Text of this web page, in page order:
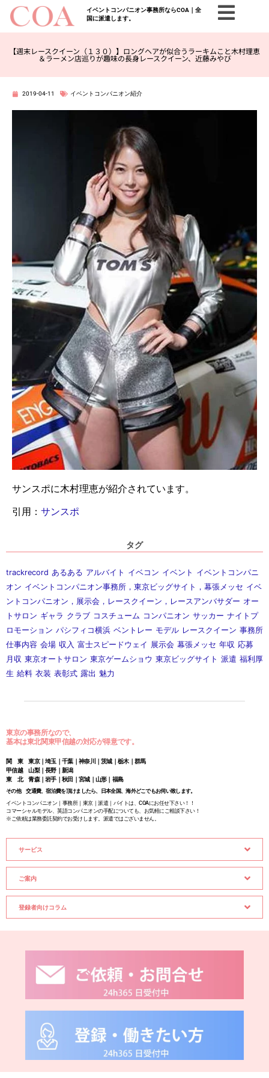
イベントコンパニオン事務所ならCOA｜全
国に派遣します。
【週末レースクイーン（１３０）】ロングヘアが似合うラーキムこと木村理恵
＆ラーメン店巡りが趣味の長身レースクイーン、近藤みやび
2019-04-11 イベントコンパニオン紹介
サンスポに木村理恵が紹介されています。
引用： サンスポ
タグ
trackrecord あるある アルバイト イベコン イベント イベントコンパニ
オン イベントコンパニオン事務所，東京ビッグサイト，幕張メッセ イベ
ントコンパニオン，展示会，レースクイーン，レースアンバサダー オー
トサロン ギャラ クラブ コスチューム コンパニオン サッカー ナイトプ
ロモーション パシフィコ横浜 ベントレー モデル レースクイーン 事務所
仕事内容 会場 収入 富士スピードウェイ 展示会 幕張メッセ 年収 応募
月収 東京オートサロン 東京ゲームショウ 東京ビッグサイト 派遣 福利厚
生 給料 衣装 表彰式 露出 魅力
東京の事務所なので、
基本は東北関東甲信越の対応が得意です。
関 東 東京｜埼玉｜千葉｜神奈川｜茨城｜栃木｜群馬
甲信越 山梨｜長野｜新潟
東 北 青森｜岩手｜秋田｜宮城｜山形｜福島
その他 交通費、宿泊費を頂けましたら、日本全国、海外どこでもお伺い致します。
イベントコンパニオン｜事務所｜東京｜派遣｜バイトは、COAにお任せ下さい！！
コマーシャルモデル、英語コンパニオンの手配についても、お気軽にご相談下さい！
※ご依頼は業務委託契約でお受けします。派遣ではございません。
サービス
ご案内
登録者向けコラム